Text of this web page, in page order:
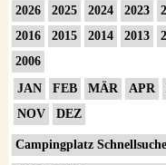
2026 2025 2024 2023
2016
2015 2014 2013
2006
JAN
FEB MÄR APR
NOV
DEZ
Campingplatz Schnellsuche